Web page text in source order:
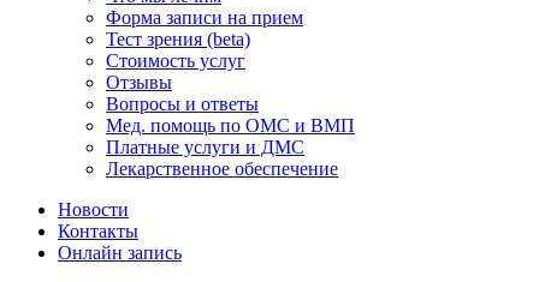
Форма записи на прием
Тест зрения (beta)
Стоимость услуг
Отзывы
Вопросы и ответы
Мед. помощь по ОМС и ВМП
Платные услуги и ДМС
Лекарственное обеспечение
Новости
Контакты
Онлайн запись